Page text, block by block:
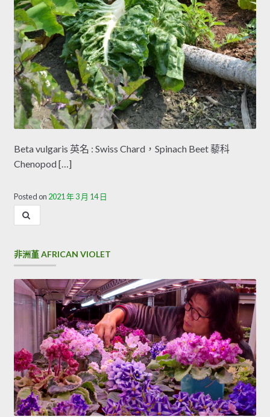
Beta vulgaris 英名 : Swiss Chard，Spinach Beet 藜科
Chenopod […]
Posted on 2021 年 3 月 14 日
容
尋
非洲堇 AFRICAN VIOLET